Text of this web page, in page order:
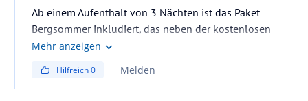
Ab einem Aufenthalt von 3 Nächten ist das Paket
Bergsommer inkludiert, das neben der kostenlosen
Nutzung der Bergbahnen Sölden, auch die öffentlichen
beinhaltet. Dieses Paket erhalten unsere Gäste bei
Mehr anzeigen
Hilfreich0 Melden